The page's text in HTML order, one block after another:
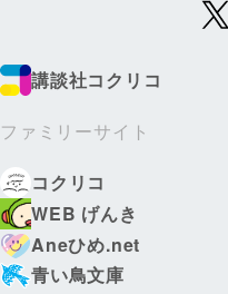
講談社コクリコ
ファミリーサイト
コクリコ
WEB げんき
Aneひめ.net
青い鳥文庫